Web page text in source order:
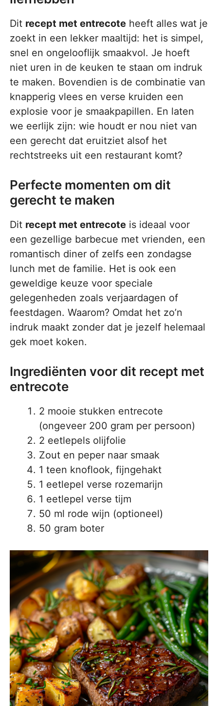
Dit recept met entrecote heeft alles wat je
zoekt in een lekker maaltijd: het is simpel,
snel en ongelooflijk smaakvol. Je hoeft
niet uren in de keuken te staan om indruk
te maken. Bovendien is de combinatie van
knapperig vlees en verse kruiden een
explosie voor je smaakpapillen. En laten
we eerlijk zijn: wie houdt er nou niet van
een gerecht dat eruitziet alsof het
rechtstreeks uit een restaurant komt?
Perfecte momenten om dit
gerecht te maken
Dit recept met entrecote is ideaal voor
een gezellige barbecue met vrienden, een
romantisch diner of zelfs een zondagse
lunch met de familie. Het is ook een
geweldige keuze voor speciale
gelegenheden zoals verjaardagen of
feestdagen. Waarom? Omdat het zo’n
indruk maakt zonder dat je jezelf helemaal
gek moet koken.
Ingrediënten voor dit recept met
entrecote
2 mooie stukken entrecote
(ongeveer 200 gram per persoon)
2 eetlepels olijfolie
Zout en peper naar smaak
1 teen knoflook, fijngehakt
1 eetlepel verse rozemarijn
1 eetlepel verse tijm
50 ml rode wijn (optioneel)
50 gram boter